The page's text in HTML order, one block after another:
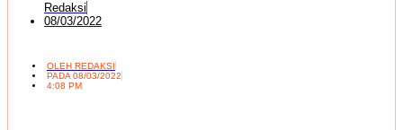
Redaksi
08/03/2022
OLEH REDAKSI
PADA08/03/2022
4:08 PM